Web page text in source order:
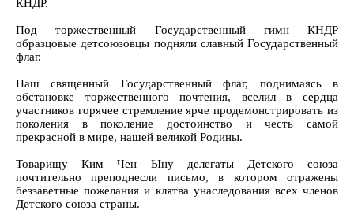
КНДР.
Под торжественный Государственный гимн КНДР
образцовые детсоюзовцы подняли славный Государственный
флаг.
Наш священный Государственный флаг, поднимаясь в
обстановке торжественного почтения, вселил в сердца
участников горячее стремление ярче продемонстрировать из
поколения в поколение достоинство и честь самой
прекрасной в мире, нашей великой Родины.
Товарищу Ким Чен Ыну делегаты Детского союза
почтительно преподнесли письмо, в котором отражены
беззаветные пожелания и клятва унаследования всех членов
Детского союза страны.